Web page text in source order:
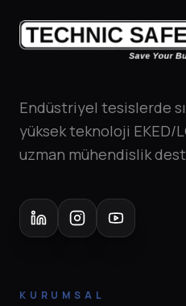
Endüstriyel tesislerde
yüksek teknoloji EKED/
uzman mühendislik
KURUMSAL